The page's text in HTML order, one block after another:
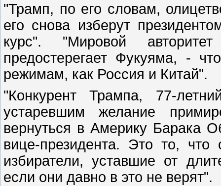
"Трамп, по его словам,
его снова изберут
курс". "Мировой
предостерегает Фукуяма, -
режимам, как Россия и Китай".
"Конкурент Трампа, 77-
устаревшим желание
вернуться в Америку Барака
вице-президента. Это то,
избиратели, уставшие от
если они давно в это не верят".